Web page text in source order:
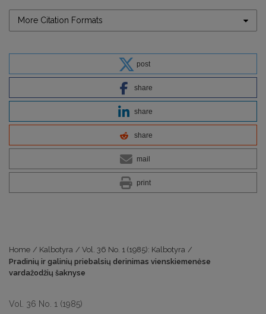
More Citation Formats
post
share
share
share
mail
print
Home / Kalbotyra / Vol. 36 No. 1 (1985): Kalbotyra /
Pradinių ir galinių priebalsių derinimas vienskiemenėse
vardažodžių šaknyse
Vol. 36 No. 1 (1985)